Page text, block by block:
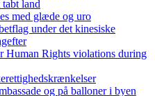
tabt land
med glæde og uro
under det kinesiske
Human Rights violations during
og på balloner i byen